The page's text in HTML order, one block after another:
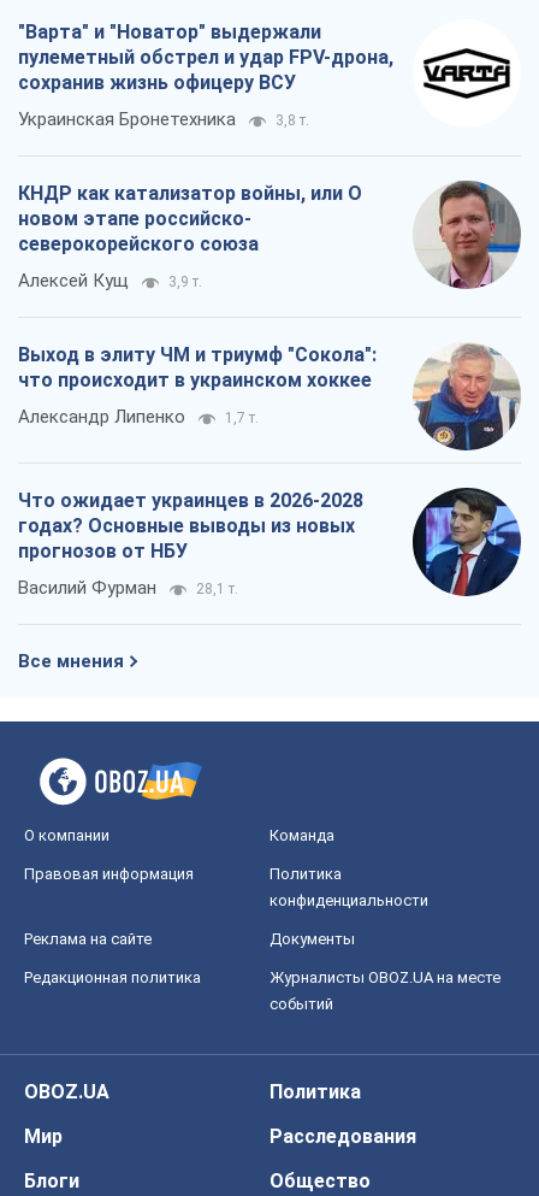
"Варта" и "Новатор" выдержали
пулеметный обстрел и удар FPV-дрона,
сохранив жизнь офицеру ВСУ
Украинская Бронетехника 3,8 т.
КНДР как катализатор войны, или О
новом этапе российско-
северокорейского союза
Алексей Кущ 3,9 т.
Выход в элиту ЧМ и триумф "Сокола":
что происходит в украинском хоккее
Александр Липенко 1,7 т.
Что ожидает украинцев в 2026-2028
годах? Основные выводы из новых
прогнозов от НБУ
Василий Фурман 28,1 т.
Все мнения
О компании Команда
Правовая информация
Политика
конфиденциальности
Реклама на сайте Документы
Редакционная политика
Журналисты OBOZ.UA на месте
событий
OBOZ.UA
Политика
Мир
Расследования
Блоги
Общество